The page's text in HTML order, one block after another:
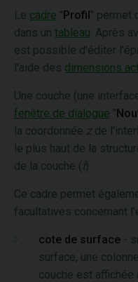
Le cadre "Profil" permet
dans un tableau . Après
est possible d'éditer
l'aide des dimensions
Une couche (une
fenêtre de dialogue "
la coordonnée zde
le plus haut de la
de la couche ( t).
Ce cadre permet
facultatives concernant
cote de surface -
surface, une
couche est affichée